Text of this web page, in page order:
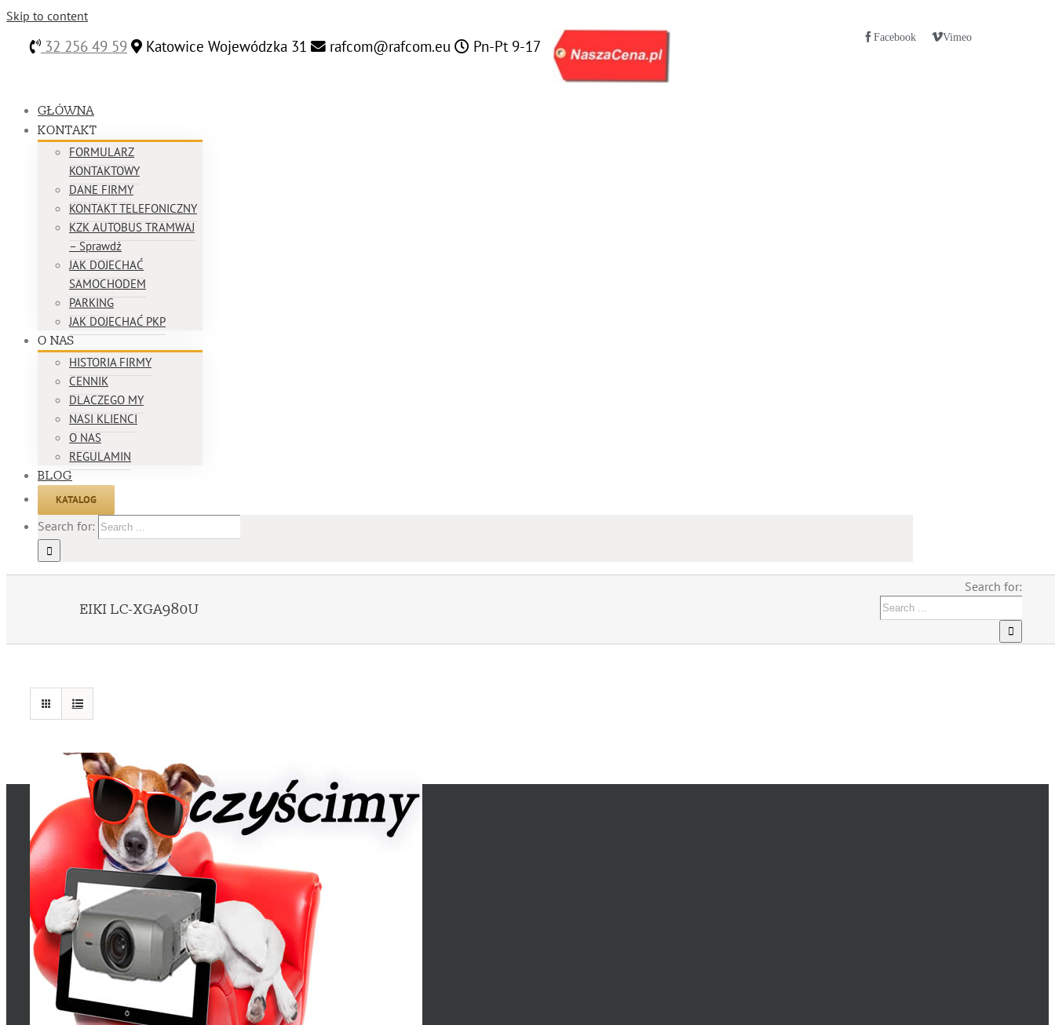
Skip to content
32 256 49 59 Katowice Wojewódzka 31 rafcom@rafcom.eu Pn-Pt 9-17 Facebook Vimeo
GŁÓWNA
KONTAKT
FORMULARZ
KONTAKTOWY
DANE FIRMY
KONTAKT TELEFONICZNY
KZK AUTOBUS TRAMWAJ
– Sprawdź
JAK DOJECHAĆ
SAMOCHODEM
PARKING
JAK DOJECHAĆ PKP
O NAS
HISTORIA FIRMY
CENNIK
DLACZEGO MY
NASI KLIENCI
O NAS
REGULAMIN
BLOG
KATALOG
Search for:
EIKI LC-XGA980U
Search for: